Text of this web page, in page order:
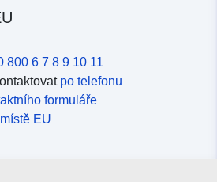
800 6 7 8 9 10 11
po telefonu
formuláře
EU